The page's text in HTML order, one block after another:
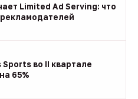
Limited Ad Serving: что
во II квартале
65%